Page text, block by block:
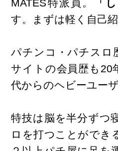
MATES特派員。
「
す。まずは軽く自己
パチンコ・パチスロ
サイトの会員歴も20
代からのヘビーユーザ
特技は脳を半分ずつ
ロを打つことができ